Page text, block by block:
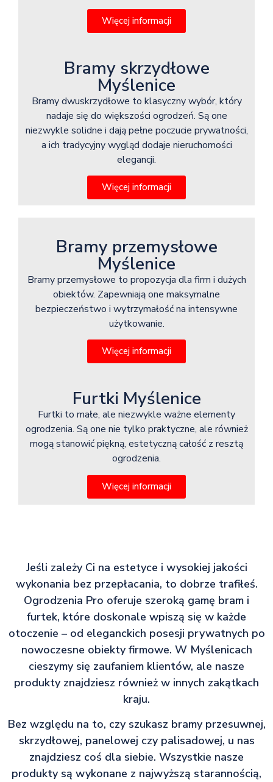
Więcej informacji
Bramy skrzydłowe
Myślenice
Bramy dwuskrzydłowe to klasyczny wybór, który
nadaje się do większości ogrodzeń. Są one
niezwykle solidne i dają pełne poczucie prywatności,
a ich tradycyjny wygląd dodaje nieruchomości
elegancji.
Więcej informacji
Bramy przemysłowe
Myślenice
Bramy przemysłowe to propozycja dla firm i dużych
obiektów. Zapewniają one maksymalne
bezpieczeństwo i wytrzymałość na intensywne
użytkowanie.
Więcej informacji
Furtki Myślenice
Furtki to małe, ale niezwykle ważne elementy
ogrodzenia. Są one nie tylko praktyczne, ale również
mogą stanowić piękną, estetyczną całość z resztą
ogrodzenia.
Więcej informacji
Jeśli zależy Ci na estetyce i wysokiej jakości
wykonania bez przepłacania, to dobrze trafiłeś.
Ogrodzenia Pro oferuje szeroką gamę bram i
furtek, które doskonale wpiszą się w każde
otoczenie – od eleganckich posesji prywatnych po
nowoczesne obiekty firmowe. W Myślenicach
cieszymy się zaufaniem klientów, ale nasze
produkty znajdziesz również w innych zakątkach
kraju.
Bez względu na to, czy szukasz bramy przesuwnej,
skrzydłowej, panelowej czy palisadowej, u nas
znajdziesz coś dla siebie. Wszystkie nasze
produkty są wykonane z najwyższą starannością,